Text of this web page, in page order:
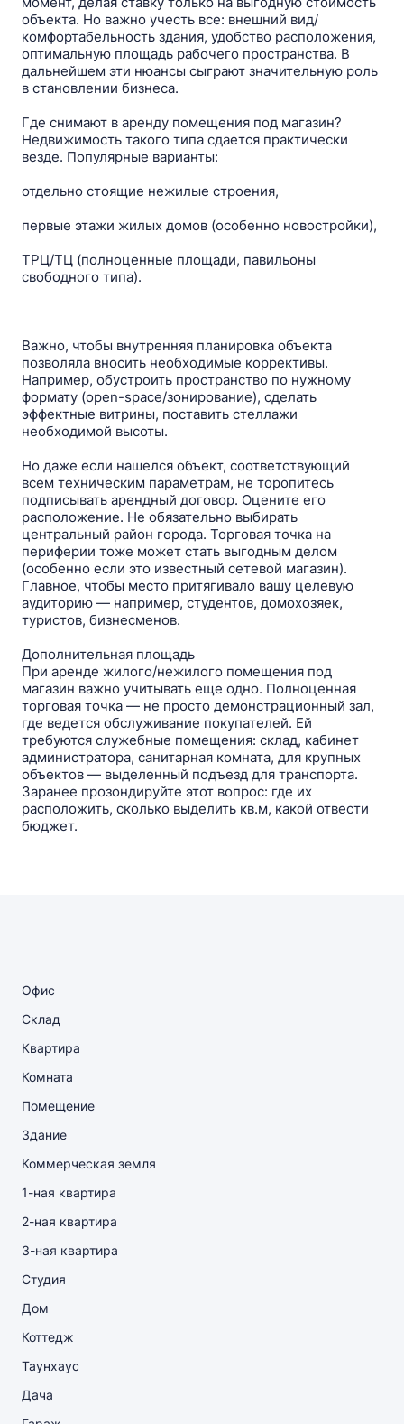
объекта. Но важно учесть все: внешний вид/
комфортабельность здания, удобство расположения,
оптимальную площадь рабочего пространства. В
дальнейшем эти нюансы сыграют значительную роль
в становлении бизнеса.
Где снимают в аренду помещения под магазин?
Недвижимость такого типа сдается практически
везде. Популярные варианты:
отдельно стоящие нежилые строения,
первые этажи жилых домов (особенно новостройки),
ТРЦ/ТЦ (полноценные площади, павильоны
свободного типа).
Важно, чтобы внутренняя планировка объекта
позволяла вносить необходимые коррективы.
Например, обустроить пространство по нужному
формату (open-space/зонирование), сделать
эффектные витрины, поставить стеллажи
необходимой высоты.
Но даже если нашелся объект, соответствующий
всем техническим параметрам, не торопитесь
подписывать арендный договор. Оцените его
расположение. Не обязательно выбирать
центральный район города. Торговая точка на
периферии тоже может стать выгодным делом
(особенно если это известный сетевой магазин).
Главное, чтобы место притягивало вашу целевую
аудиторию — например, студентов, домохозяек,
туристов, бизнесменов.
Дополнительная площадь
При аренде жилого/нежилого помещения под
магазин важно учитывать еще одно. Полноценная
торговая точка — не просто демонстрационный зал,
где ведется обслуживание покупателей. Ей
требуются служебные помещения: склад, кабинет
администратора, санитарная комната, для крупных
объектов — выделенный подъезд для транспорта.
Заранее прозондируйте этот вопрос: где их
расположить, сколько выделить кв.м, какой отвести
бюджет.
Офис
Склад
Квартира
Комната
Помещение
Здание
Коммерческая земля
1-ная квартира
2-ная квартира
3-ная квартира
Студия
Дом
Коттедж
Таунхаус
Дача